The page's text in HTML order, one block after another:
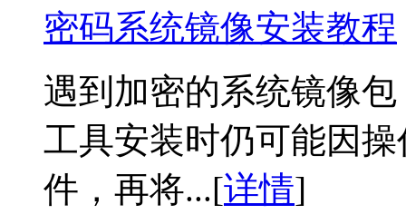
密码系统镜像安装教程
遇到加密的系统镜像
工具安装时仍可能因
件，再将...[详情]